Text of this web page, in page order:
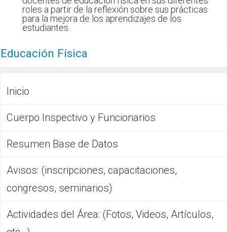
roles a partir de la reflexión sobre sus prácticas
para la mejora de los aprendizajes de los
estudiantes.
Educación Física
Inicio
Cuerpo Inspectivo y Funcionarios
Resumen Base de Datos
Avisos: (inscripciones, capacitaciones,
congresos, seminarios)
Actividades del Área: (Fotos, Videos, Artículos,